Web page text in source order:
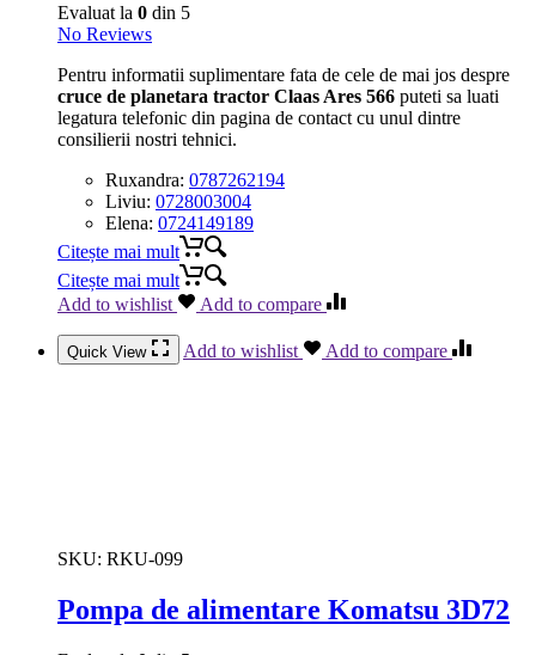
Evaluat la 0 din 5
No Reviews
Pentru informatii suplimentare fata de cele de mai jos despre
cruce de planetara tractor Claas Ares 566 puteti sa luati
legatura telefonic din pagina de contact cu unul dintre
consilierii nostri tehnici.
Ruxandra: 0787262194
Liviu: 0728003004
Elena: 0724149189
Citește mai mult
Citește mai mult
Add to wishlist
Add to compare
Quick View Add to wishlist Add to compare
SKU: RKU-099
Pompa de alimentare Komatsu 3D72